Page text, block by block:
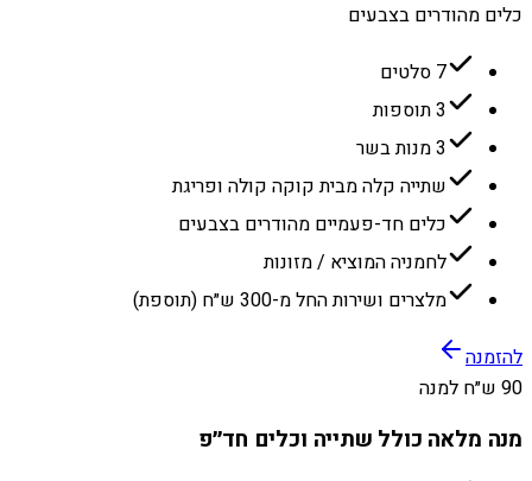
כלים מהודרים בצבעים
7 סלטים
3 תוספות
3 מנות בשר
שתייה קלה מבית קוקה קולה ופריגת
כלים חד-פעמיים מהודרים בצבעים
לחמניה המוציא / מזונות
מלצרים ושירות החל מ-300 ש״ח (תוספת)
להזמנה
90 ש״ח למנה
מנה מלאה כולל שתייה וכלים חד״פ